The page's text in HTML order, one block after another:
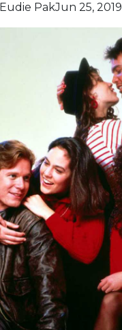
PakJun 25, 2019